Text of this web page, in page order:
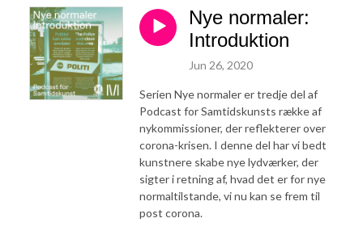
Nye normaler:
Introduktion
Jun 26, 2020
Serien Nye normaler er tredje del af
Podcast for Samtidskunsts række af
nykommissioner, der reflekterer over
corona-krisen. I denne del har vi bedt
kunstnere skabe nye lydværker, der
sigter i retning af, hvad det er for nye
normaltilstande, vi nu kan se frem til
post corona.